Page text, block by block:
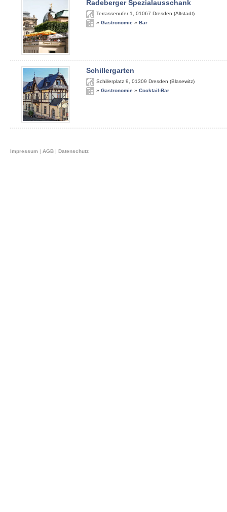
Radeberger Spezialausschank
Terrassenufer 1 01067 Dresden (Altstadt)
» Gastronomie » Bar
Schillergarten
Schillerplatz 9 01309 Dresden (Blasewitz)
» Gastronomie » Cocktail-Bar
Impressum | AGB | Datenschutz